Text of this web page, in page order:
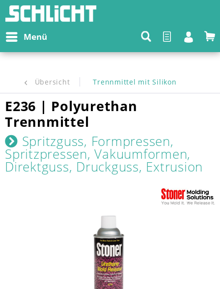
Menü
Übersicht Trennmittel mit Silikon
E236 | Polyurethan
Trennmittel
Spritzguss, Formpressen,
Spritzpressen, Vakuumformen,
Direktguss, Druckguss, Extrusion